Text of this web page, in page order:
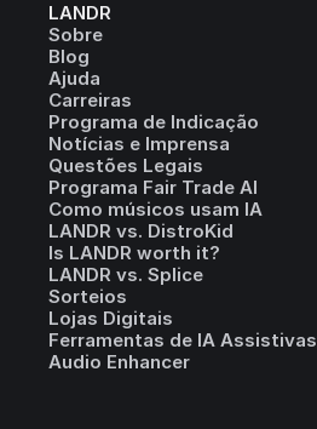
LANDR
Sobre
Blog
Ajuda
Carreiras
Programa de Indicação
Notícias e Imprensa
Questões Legais
Programa Fair Trade AI
Como músicos usam IA
LANDR vs. DistroKid
Is LANDR worth it?
LANDR vs. Splice
Sorteios
Lojas Digitais
Ferramentas de IA Assistivas
Audio Enhancer